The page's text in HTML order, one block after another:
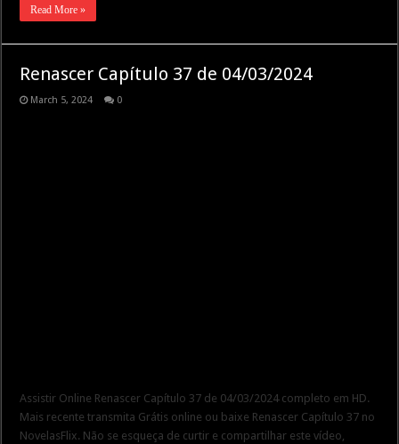
Read More »
Renascer Capítulo 37 de 04/03/2024
March 5, 2024 0
Assistir Online Renascer Capítulo 37 de 04/03/2024 completo em HD.
Mais recente transmita Grátis online ou baixe Renascer Capítulo 37 no
NovelasFlix. Não se esqueça de curtir e compartilhar este vídeo,